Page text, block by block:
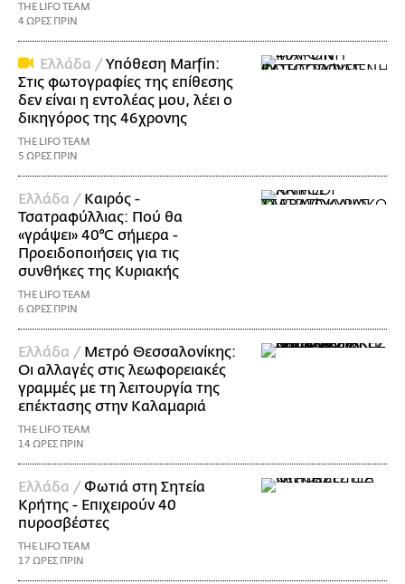
THE LIFO TEAM
4 ΩΡΕΣ ΠΡΙΝ
Ελλάδα /Υπόθεση Marfin:
Στις φωτογραφίες της επίθεσης
δεν είναι η εντολέας μου, λέει ο
δικηγόρος της 46χρονης
THE LIFO TEAM
5 ΩΡΕΣ ΠΡΙΝ
Ελλάδα / Καιρός -
Τσατραφύλλιας: Πού θα
«γράψει» 40°C σήμερα -
Προειδοποιήσεις για τις
συνθήκες της Κυριακής
THE LIFO TEAM
6 ΩΡΕΣ ΠΡΙΝ
Ελλάδα / Μετρό Θεσσαλονίκης:
Οι αλλαγές στις λεωφορειακές
γραμμές με τη λειτουργία της
επέκτασης στην Καλαμαριά
THE LIFO TEAM
14 ΩΡΕΣ ΠΡΙΝ
Ελλάδα /Φωτιά στη Σητεία
Κρήτης - Επιχειρούν 40
πυροσβέστες
THE LIFO TEAM
17 ΩΡΕΣ ΠΡΙΝ